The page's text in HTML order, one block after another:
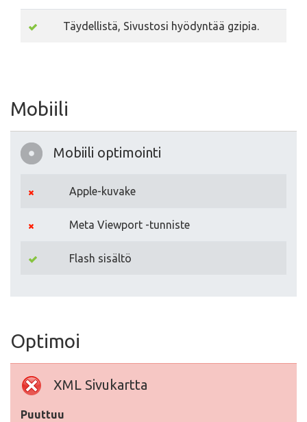
Täydellistä, Sivustosi hyödyntää gzipia.
Mobiili
Mobiili optimointi
Apple-kuvake
Meta Viewport -tunniste
Flash sisältö
Optimoi
XML Sivukartta
Puuttuu